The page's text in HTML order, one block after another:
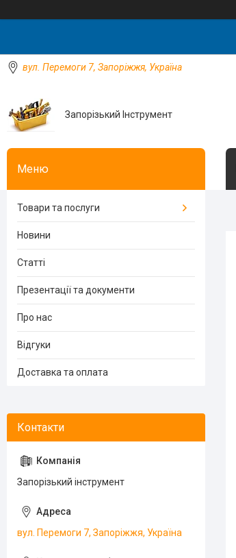
вул. Перемоги 7, Запоріжжя, Україна
Запорізький Інструмент
Товари та послуги
Новини
Статті
Презентації та документи
Про нас
Відгуки
Доставка та оплата
Запорізький інструмент
вул. Перемоги 7, Запоріжжя, Україна